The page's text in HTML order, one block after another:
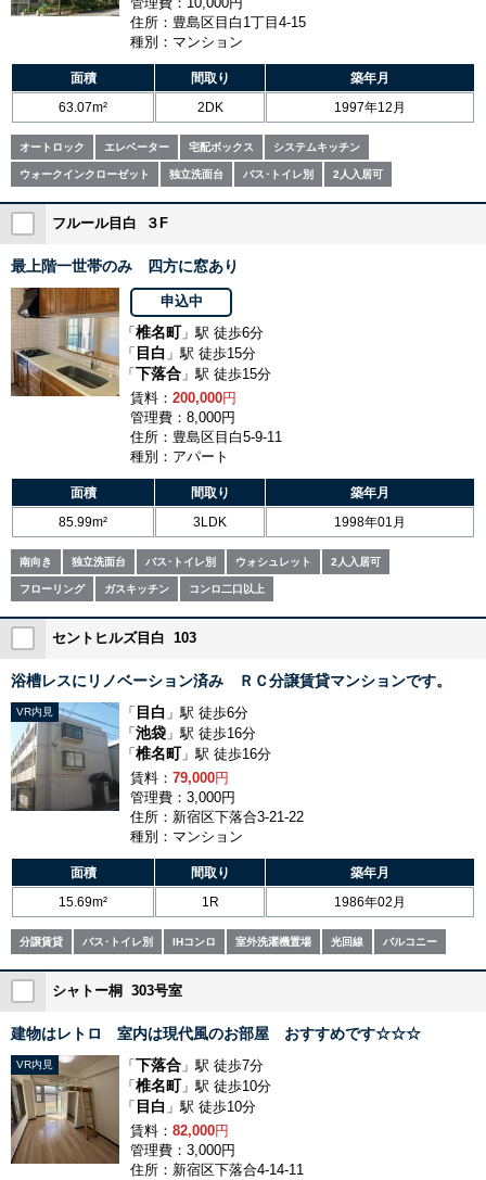
住所：豊島区目白1丁目4-15
種別：マンション
面積 間取り
築年月
63.07m²
2DK 1997年12月
オートロック エレベーター 宅配ボックス システムキッチン
ウォークインクローゼット 独立洗面台 バス･トイレ別 2人入居可
フルール目白 ３F
最上階一世帯のみ 四方に窓あり
申込中
「 椎名町 」駅 徒歩6分
「 目白 」駅 徒歩15分
「 下落合 」駅 徒歩15分
賃料： 200,000円
管理費：8,000円
住所：豊島区目白5-9-11
種別：アパート
面積 間取り
築年月
85.99m²
3LDK 1998年01月
南向き 独立洗面台 バス･トイレ別 ウォシュレット 2人入居可
フローリング ガスキッチン コンロ二口以上
セントヒルズ目白 103
浴槽レスにリノベーション済み ＲＣ分譲賃貸マンションです。
VR内見 「 目白 」駅 徒歩6分
「 池袋 」駅 徒歩16分
「 椎名町 」駅 徒歩16分
賃料： 79,000円
管理費：3,000円
住所：新宿区下落合3-21-22
種別：マンション
面積 間取り
築年月
15.69m²
1R 1986年02月
分譲賃貸 バス･トイレ別 IHコンロ 室外洗濯機置場 光回線 バルコニー
シャトー桐 303号室
建物はレトロ 室内は現代風のお部屋 おすすめです☆☆☆
VR内見 「 下落合 」駅 徒歩7分
「 椎名町 」駅 徒歩10分
「 目白 」駅 徒歩10分
賃料： 82,000円
管理費：3,000円
住所：新宿区下落合4-14-11